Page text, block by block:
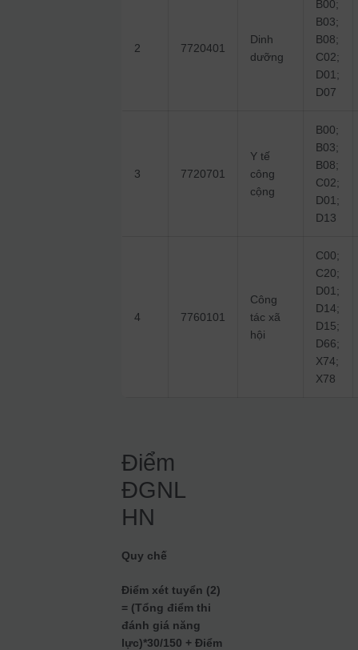
2 7720401
Dinh
dưỡng
B00;
B03;
B08;
C02;
D01;
D07
3 7720701
Y tế
công
cộng
B00;
B03;
B08;
C02;
D01;
D13
4 7760101
Công
tác xã
hội
C00;
C20;
D01;
D14;
D15;
D66;
X74;
X78
Điểm
ĐGNL
HN
Quy chế
Điểm xét tuyển (2)
= (Tổng điểm thi
đánh giá năng
lực)*30/150 + Điểm